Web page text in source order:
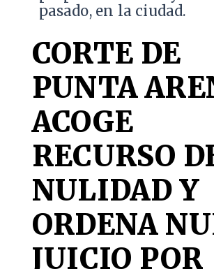
pasado, en la ciudad.
CORTE DE
PUNTA
ACOGE
RECURSO
NULIDAD Y
ORDENA
JUICIO POR